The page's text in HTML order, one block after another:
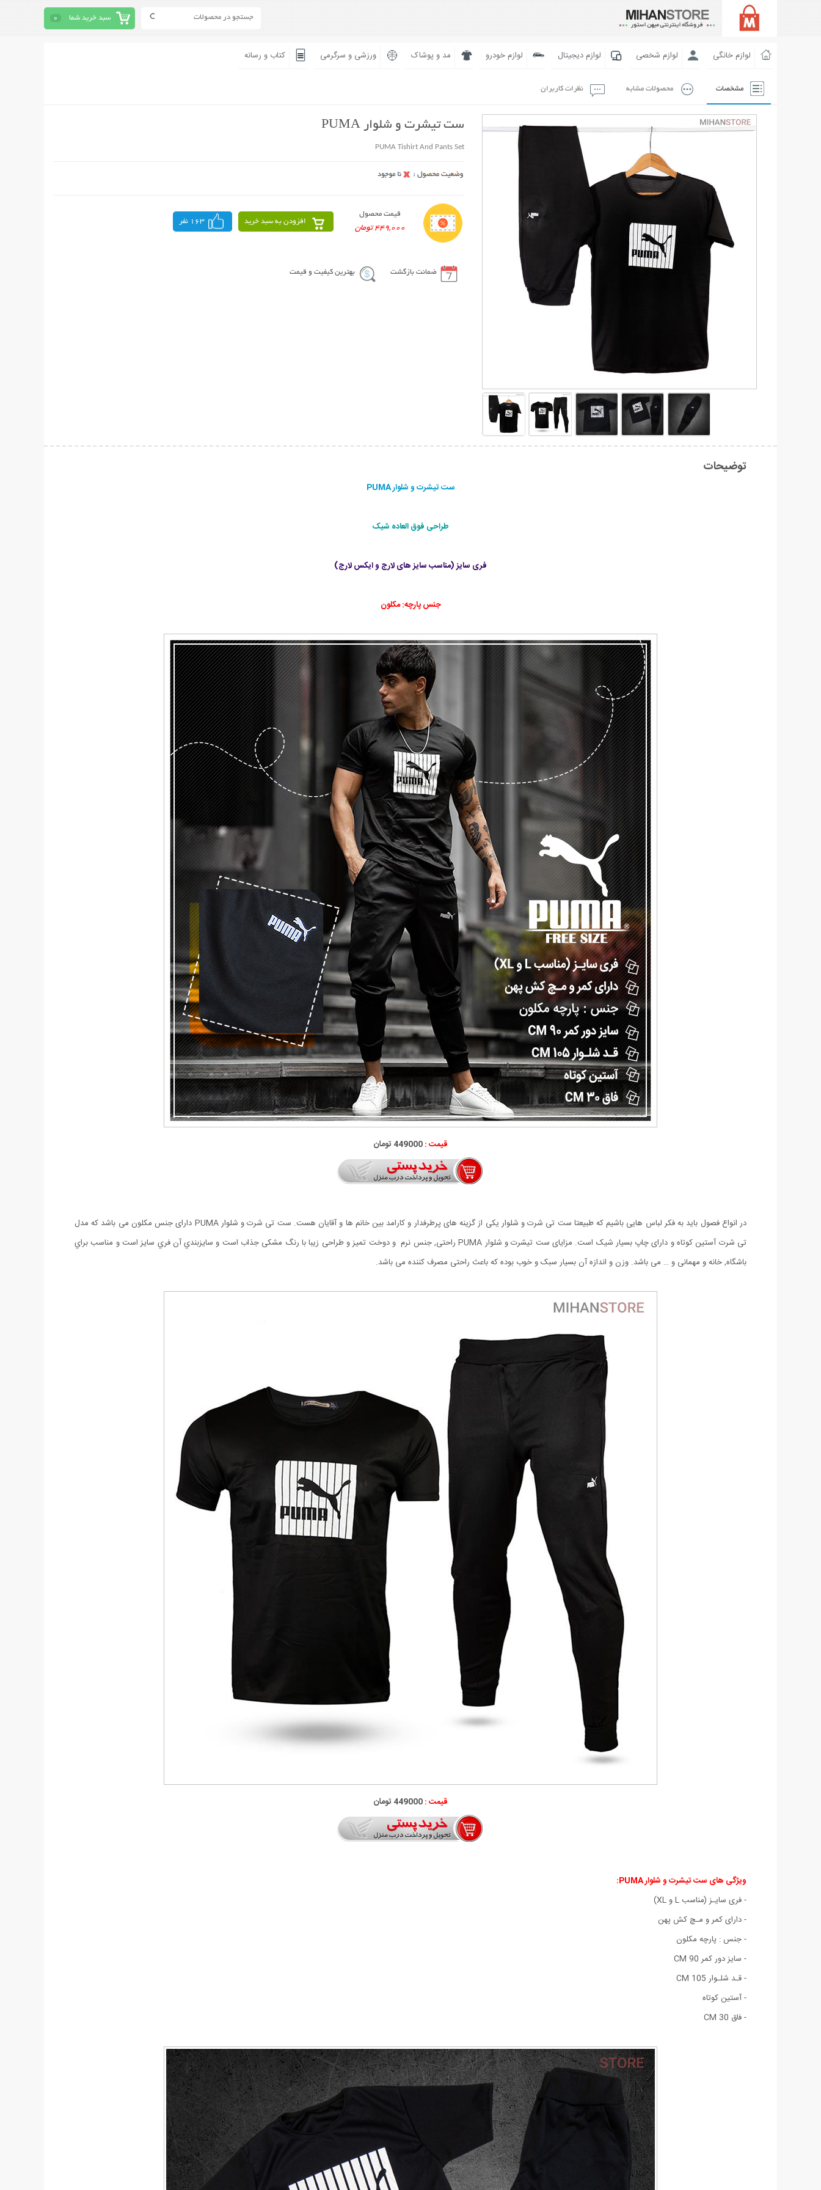
سبد خرید شما 0
لوازم خانگی لوازم شخصی لوازم دیجیتال لوازم خودرو مد و پوشاک ورزشی و سرگرمی کتاب و رسانه
مشخصات محصولات مشابه نظرات کاربران
ست تیشرت و شلوار PUMA
PUMA Tishirt And Pants Set
قیمت محصول
449,000 تومان
افزودن به سبد خرید 163 نفر
ضمانت بازگشت بهترین کیفیت و قیمت
توضیحات
ست تیشرت و شلوار PUMA
طراحی فوق العاده شیک
فری سایز (مناسب سایز های لارج و ایکس لارج)
جنس پارچه:مکلون
قیمت :449000 تومان
در انواع فصول باید به فکر لباس هایی باشیم که طبیعتا ست تی شرت و شلوار یکی از گزینه های پرطرفدار و کارامد بین خانم ها و آقایان هست. ست تی شرت و شلوارPUMA دارای جنس
مکلون می باشد که مدل
تی شرت آستین کوتاه و دارای چاپ بسیار شیک است. مزايای ست تیشرت و شلوار PUMA
راحتی, جنس نرم و دوخت تميز و طراحی زیبا با رنگ مشکی جذاب است و سايزبندي آن فري سايز است و مناسب براي
باشگاه, خانه و مهمانی و … می باشد. وزن و اندازه آن بسیار سبک و خوب بوده که باعث راحتی مصرف کننده می باشد.
قیمت :449000 تومان
ویژگی های ست تیشرت و شلوار PUMA
:
- فری سایـز (مناسب L و XL)
- دارای کمر و مـچ کش پهن
- جنس : پارچه مکلون
- سایز دور کمر 90 CM
- قـد شلـوار 105 CM
- آستین کوتاه
- فاق 30 CM